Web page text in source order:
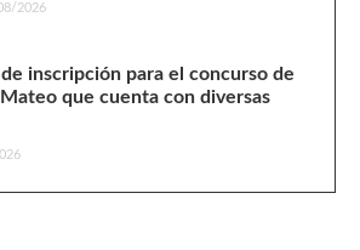
2026
inscripción para el concurso de
que cuenta con diversas